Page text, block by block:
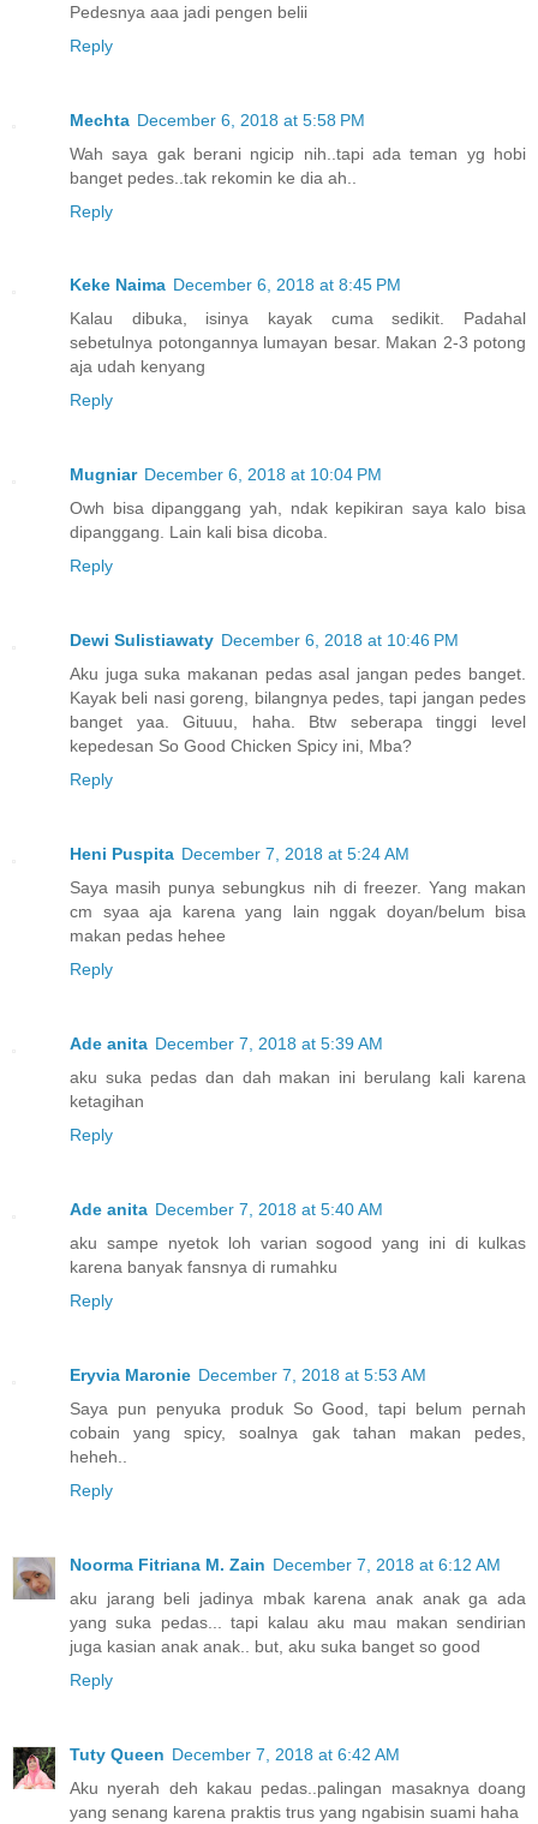
Pedesnya aaa jadi pengen belii
Reply
Mechta December 6, 2018 at 5:58 PM
Wah saya gak berani ngicip nih..tapi ada teman yg hobi
banget pedes..tak rekomin ke dia ah..
Reply
Keke Naima December 6, 2018 at 8:45 PM
Kalau dibuka, isinya kayak cuma sedikit. Padahal
sebetulnya potongannya lumayan besar. Makan 2-3 potong
aja udah kenyang
Reply
Mugniar December 6, 2018 at 10:04 PM
Owh bisa dipanggang yah, ndak kepikiran saya kalo bisa
dipanggang. Lain kali bisa dicoba.
Reply
Dewi Sulistiawaty December 6, 2018 at 10:46 PM
Aku juga suka makanan pedas asal jangan pedes banget.
Kayak beli nasi goreng, bilangnya pedes, tapi jangan pedes
banget yaa. Gituuu, haha. Btw seberapa tinggi level
kepedesan So Good Chicken Spicy ini, Mba?
Reply
Heni Puspita December 7, 2018 at 5:24 AM
Saya masih punya sebungkus nih di freezer. Yang makan
cm syaa aja karena yang lain nggak doyan/belum bisa
makan pedas hehee
Reply
Ade anita December 7, 2018 at 5:39 AM
aku suka pedas dan dah makan ini berulang kali karena
ketagihan
Reply
Ade anita December 7, 2018 at 5:40 AM
aku sampe nyetok loh varian sogood yang ini di kulkas
karena banyak fansnya di rumahku
Reply
Eryvia Maronie December 7, 2018 at 5:53 AM
Saya pun penyuka produk So Good, tapi belum pernah
cobain yang spicy, soalnya gak tahan makan pedes,
heheh..
Reply
Noorma Fitriana M. Zain December 7, 2018 at 6:12 AM
aku jarang beli jadinya mbak karena anak anak ga ada
yang suka pedas... tapi kalau aku mau makan sendirian
juga kasian anak anak.. but, aku suka banget so good
Reply
Tuty Queen December 7, 2018 at 6:42 AM
Aku nyerah deh kakau pedas..palingan masaknya doang
yang senang karena praktis trus yang ngabisin suami haha